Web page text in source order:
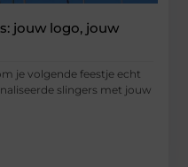
jouw logo, jouw
je volgende feestje echt
slingers met jouw